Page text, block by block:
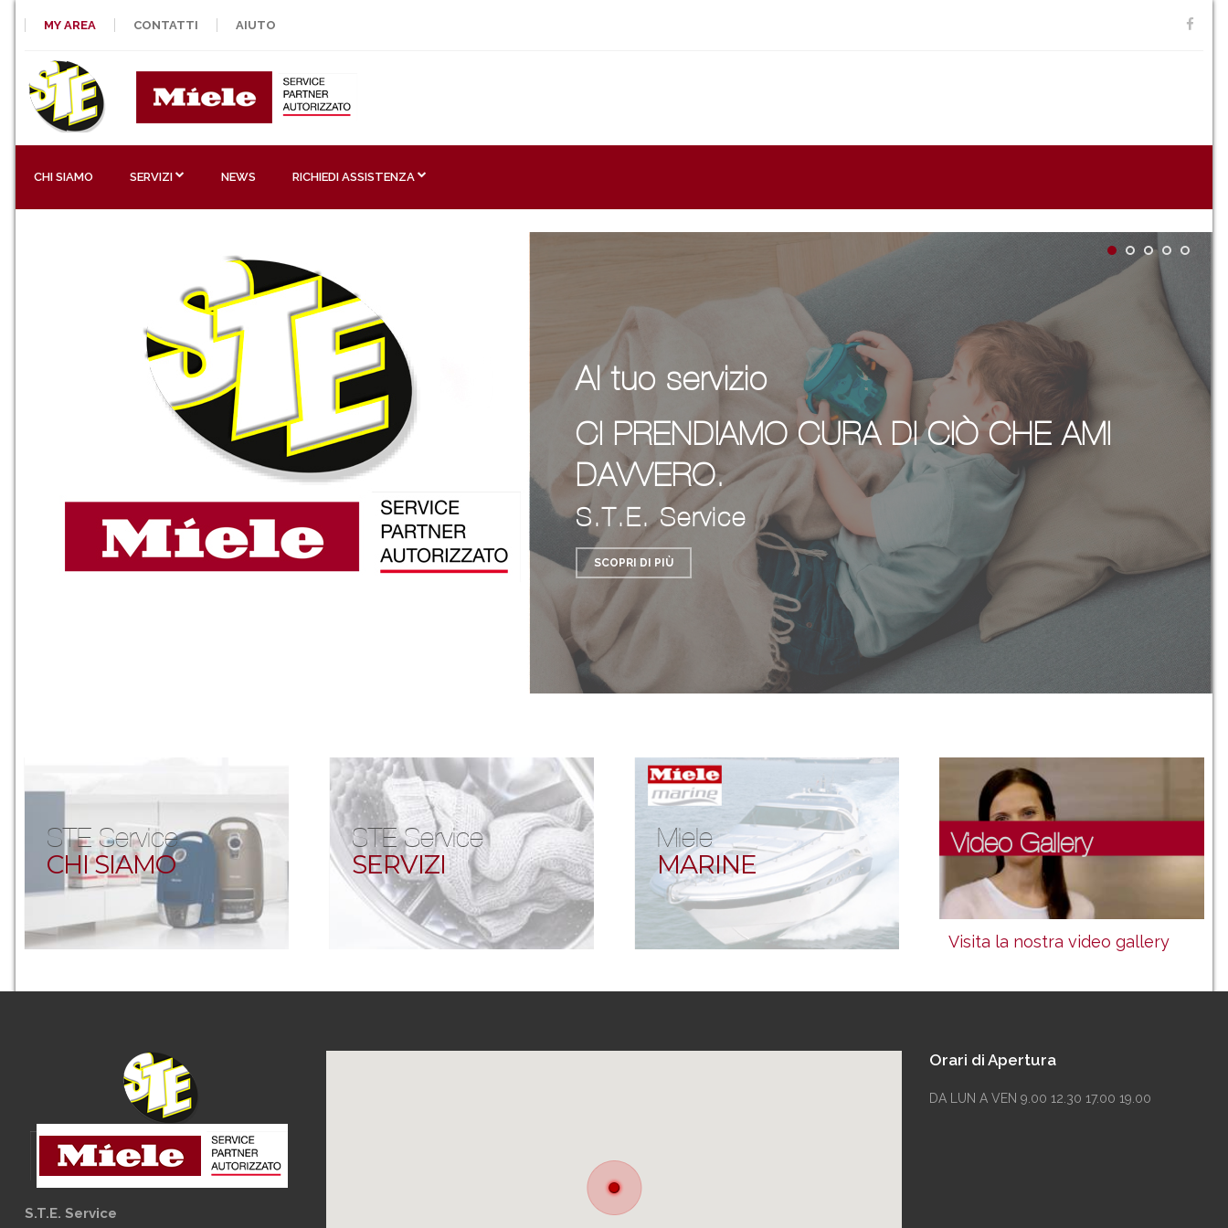
MY AREA CONTATTI AIUTO
CHI SIAMO SERVIZI NEWS RICHIEDI ASSISTENZA
Al tuo servizio
CI PRENDIAMO CURA DI CIÒ CHE AMI
DAVVERO.
S.T.E. Service
SCOPRI DI PIÙ
STE Service
CHI SIAMO
STE Service
SERVIZI
Miele
MARINE
Video Gallery
Visita la nostra video gallery
S.T.E. Service
Orari di Apertura
DA LUN A VEN 9.00 12.30 17.00 19.00